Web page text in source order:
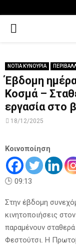
PRIMARY
ΝΟΤΙΑ ΚΥΝΟΥΡΙΑ
Έβδομη
Κοσμά –
εργασία στο
18/12/2025
Κοινοποίηση
🕒 09:13
Στην έβδομη
κινητοποιήσεις
παραμένουν
Φεστούτσι. Η